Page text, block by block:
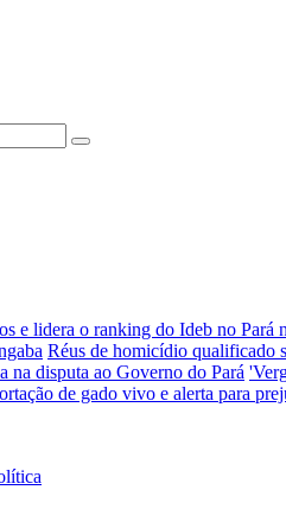
e lidera o ranking do Ideb no Pará
Réus de homicídio qualificado
na disputa ao Governo do Pará
de gado vivo e alerta para